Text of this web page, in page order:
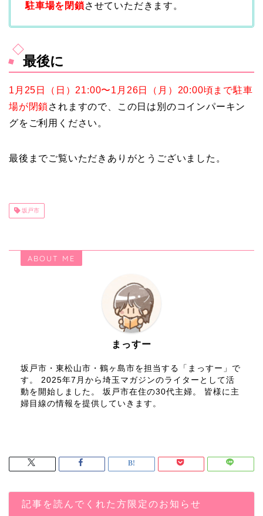
駐車場を閉鎖させていただきます。
最後に
1月25日（日）21:00〜1月26日（月）20:00頃まで駐車
場が閉鎖 されますので、この日は別のコインパーキン
グをご利用ください。
最後までご覧いただきありがとうございました。
坂戸市
ABOUT ME
まっすー
坂戸市・東松山市・鶴ヶ島市を担当する「まっすー」で
す。 2025年7月から埼玉マガジンのライターとして活
動を開始しました。 坂戸市在住の30代主婦。 皆様に主
婦目線の情報を提供していきます。
記事を読んでくれた方限定のお知らせ